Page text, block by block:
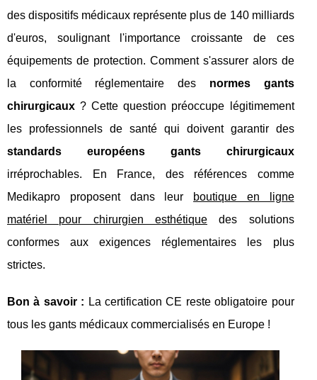
des dispositifs médicaux représente plus de 140 milliards
d'euros, soulignant l'importance croissante de ces
équipements de protection. Comment s'assurer alors de
la conformité réglementaire des normes gants
chirurgicaux ? Cette question préoccupe légitimement
les professionnels de santé qui doivent garantir des
standards européens gants chirurgicaux
irréprochables. En France, des références comme
Medikapro proposent dans leur
boutique en ligne
matériel pour chirurgien esthétiquedes solutions
conformes aux exigences réglementaires les plus
strictes.
Bon à savoir : La certification CE reste obligatoire pour
tous les gants médicaux commercialisés en Europe !